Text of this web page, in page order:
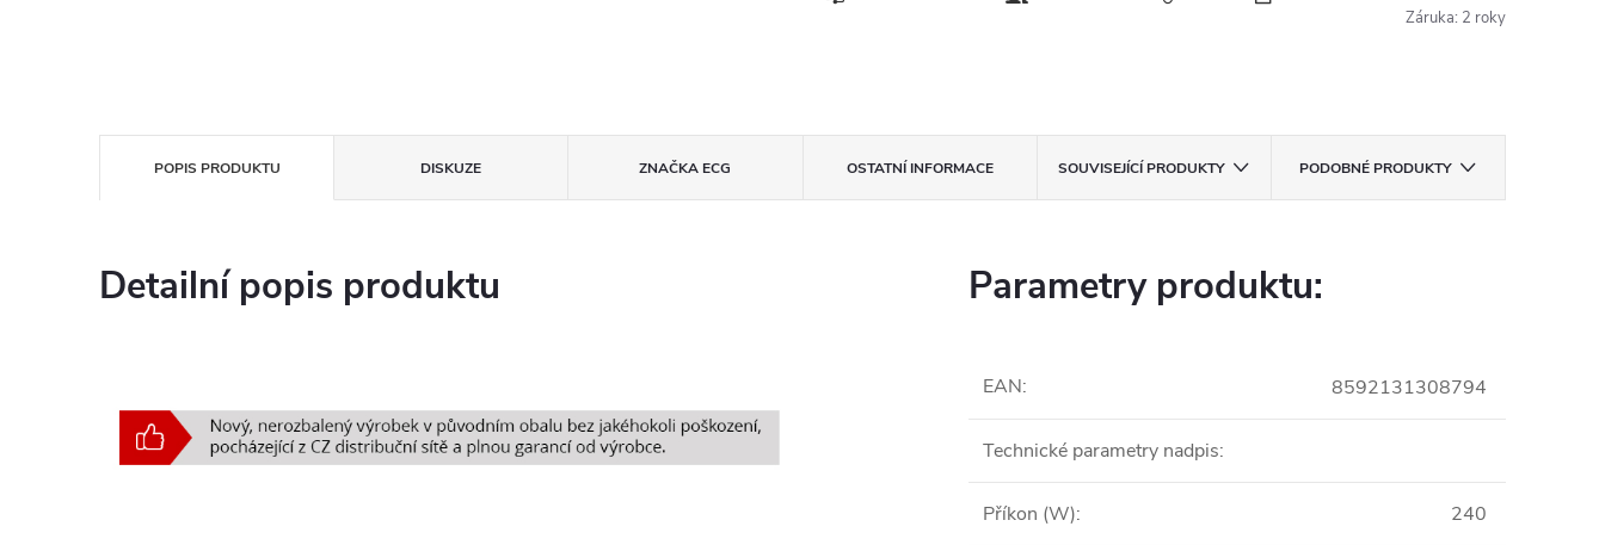
Záruka: 2 roky
POPIS PRODUKTU DISKUZE ZNAČKA ECG OSTATNÍ INFORMACE SOUVISEJÍCÍ PRODUKTY PODOBNÉ PRODUKTY
Detailní popis produktu Parametry produktu:
EAN: 8592131308794
Technické parametry nadpis:
Příkon (W): 240